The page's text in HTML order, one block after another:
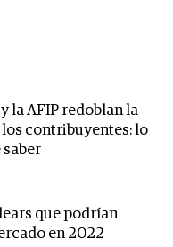
la AFIP redoblan la
los contribuyentes: lo
saber
que podrían
en 2022